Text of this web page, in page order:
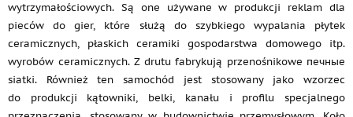
wytrzymałościowych. Są one używane w produkcji reklam dla
pieców do gier, które służą do szybkiego wypalania płytek
ceramicznych, płaskich ceramiki gospodarstwa domowego itp.
wyrobów ceramicznych. Z drutu fabrykują przenośnikowe печные
siatki. Również ten samochód jest stosowany jako wzorzec
do produkcji kątowniki, belki, kanału i profilu specjalnego